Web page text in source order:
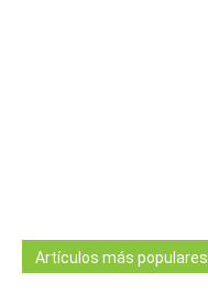
Artículos más populares